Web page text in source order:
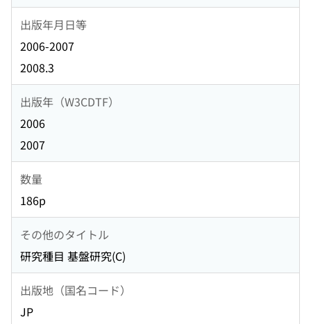
出版年月日等
2006-2007
2008.3
出版年（W3CDTF）
2006
2007
数量
186p
その他のタイトル
研究種目 基盤研究(C)
出版地（国名コード）
JP